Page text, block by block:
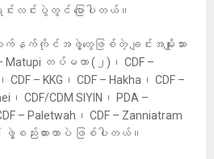
လင်းပွဲတွင် ပြောပါတယ်။
က်နက်ကိုင်အဖွဲ့တွေဖြစ်တဲ့ ချင်းအမျိုးသား
– Matupi တပ်မဟာ (၂)၊ CDF –
CDF – KKG၊ CDF – Hakha၊ CDF –
၊ CDF/CDM SIYIN၊ PDA –
– Paletwah၊ CDF – Zanniatram
ဖွဲ့စည်းထားတာပဲ ဖြစ်ပါတယ်။